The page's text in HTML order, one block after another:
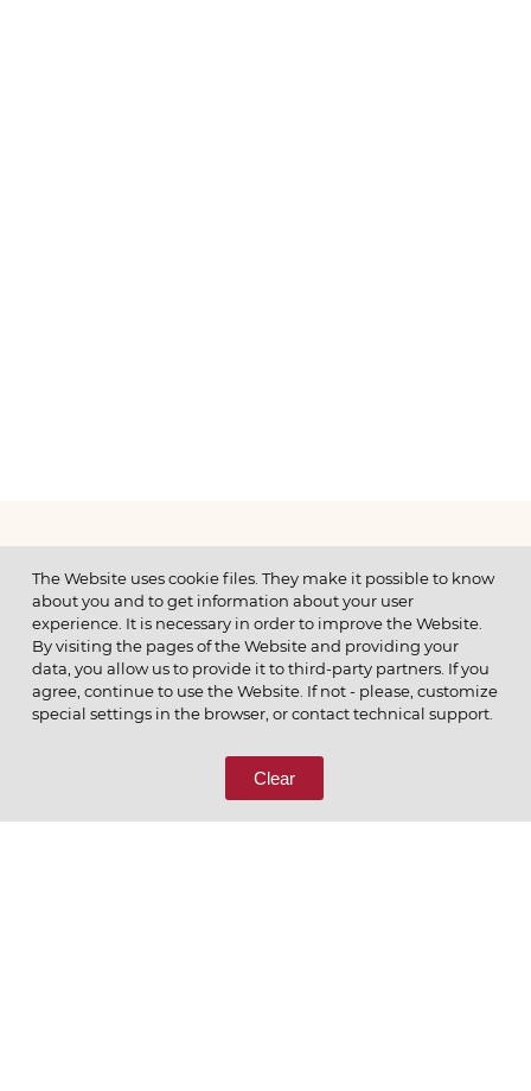
МЕНЮ
© 2026 ОАО
ПОЗВОНИТЕ НАМ
8 (800) 333-65-66
The Website uses cookie files. They make it possible to know
about you and to get information about your user
experience. It is necessary in order to improve the Website.
By visiting the pages of the Website and providing your
data, you allow us to provide it to third-party partners. If you
agree, continue to use the Website. If not - please, customize
special settings in the browser, or contact technical support.
Clear